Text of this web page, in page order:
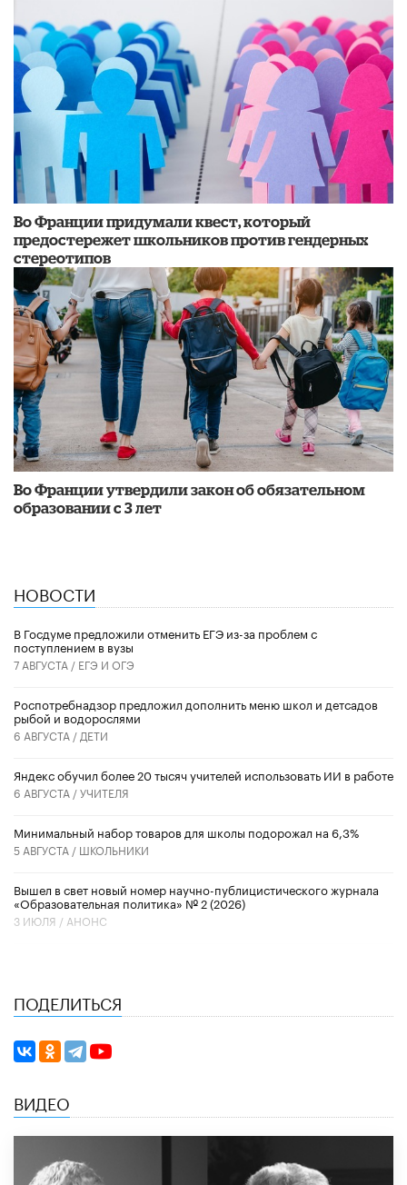
Во Франции придумали квест, который
предостережет школьников против гендерных
стереотипов
Во Франции утвердили закон об обязательном
образовании с 3 лет
НОВОСТИ
В Госдуме предложили отменить ЕГЭ из-за проблем с
поступлением в вузы
7 АВГУСТА / ЕГЭ И ОГЭ
Роспотребнадзор предложил дополнить меню школ и детсадов
рыбой и водорослями
6 АВГУСТА / ДЕТИ
​Яндекс обучил более 20 тысяч учителей использовать ИИ в работе
6 АВГУСТА /УЧИТЕЛЯ
Минимальный набор товаров для школы подорожал на 6,3%
5 АВГУСТА / ШКОЛЬНИКИ
Вышел в свет новый номер научно-публицистического журнала
«Образовательная политика» № 2 (2026)
3 ИЮЛЯ / АНОНС
ПОДЕЛИТЬСЯ
ВИДЕО